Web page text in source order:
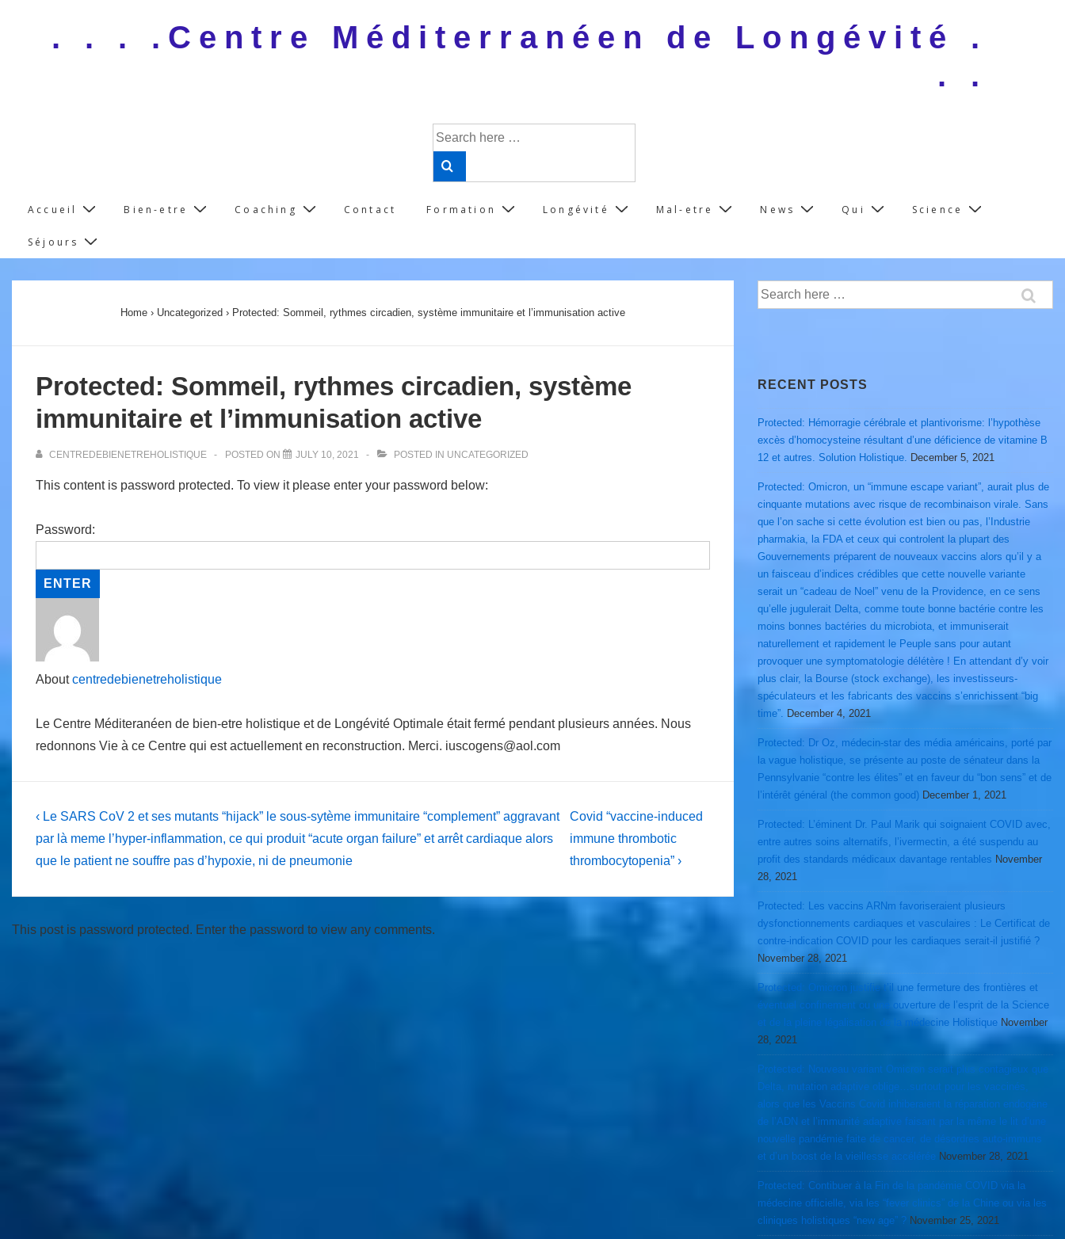
. . . .Centre Méditerranéen de Longévité .
. .
Search
for:
Main
Navigation
Accueil Bien-etre Coaching Contact Formation Longévité Mal-etre News Qui Science
Séjours
Home › Uncategorized › Protected: Sommeil, rythmes circadien, système immunitaire et l’immunisation active
Protected: Sommeil, rythmes circadien, système
immunitaire et l’immunisation active
CENTREDEBIENETREHOLISTIQUE POSTED ON JULY 10, 2021 POSTED IN UNCATEGORIZED
This content is password protected. To view it please enter your password below:
Password:
Aboutcentredebienetreholistique
Le Centre Méditeranéen de bien-etre holistique et de Longévité Optimale était fermé pendant plusieurs années. Nous
redonnons Vie à ce Centre qui est actuellement en reconstruction. Merci. iuscogens@aol.com
Post
navigation
Previous
Post
is
‹ Le SARS CoV 2 et ses mutants “hijack” le sous-sytème immunitaire “complement” aggravant
par là meme l’hyper-inflammation, ce qui produit “acute organ failure” et arrêt cardiaque alors
que le patient ne souffre pas d’hypoxie, ni de pneumonie
Next
Post
is
Covid “vaccine-induced
immune thrombotic
thrombocytopenia” ›
This post is password protected. Enter the password to view any comments.
Search
for:
RECENT POSTS
Protected: Hémorragie cérébrale et plantivorisme: l’hypothèse
excès d’homocysteine résultant d’une déficience de vitamine B
12 et autres. Solution Holistique. December 5, 2021
Protected: Omicron, un “immune escape variant”, aurait plus de
cinquante mutations avec risque de recombinaison virale. Sans
que l’on sache si cette évolution est bien ou pas, l’Industrie
pharmakia, la FDA et ceux qui controlent la plupart des
Gouvernements préparent de nouveaux vaccins alors qu’il y a
un faisceau d’indices crédibles que cette nouvelle variante
serait un “cadeau de Noel” venu de la Providence, en ce sens
qu’elle jugulerait Delta, comme toute bonne bactérie contre les
moins bonnes bactéries du microbiota, et immuniserait
naturellement et rapidement le Peuple sans pour autant
provoquer une symptomatologie délétère ! En attendant d’y voir
plus clair, la Bourse (stock exchange), les investisseurs-
spéculateurs et les fabricants des vaccins s’enrichissent “big
time”. December 4, 2021
Protected: Dr Oz, médecin-star des média américains, porté par
la vague holistique, se présente au poste de sénateur dans la
Pennsylvanie “contre les élites” et en faveur du “bon sens” et de
l’intérêt général (the common good) December 1, 2021
Protected: L’éminent Dr. Paul Marik qui soignaient COVID avec,
entre autres soins alternatifs, l’ivermectin, a été suspendu au
profit des standards médicaux davantage rentables November
28, 2021
Protected: Les vaccins ARNm favoriseraient plusieurs
dysfonctionnements cardiaques et vasculaires : Le Certificat de
contre-indication COVID pour les cardiaques serait-il justifié ?
November 28, 2021
Protected: Omicron justifie t’il une fermeture des frontières et
éventuel confinement ou une ouverture de l’esprit de la Science
et de la pleine légalisation de la médecine Holistique November
28, 2021
Protected: Nouveau variant Omicron serait plus contagieux que
Delta, mutation adaptive oblige…surtout pour les vaccinés,
alors que les Vaccins Covid inhiberaient la réparation endogène
de l’ADN et l’immunité adaptive faisant par la même le lit d’une
nouvelle pandémie faite de cancer, de désordres auto-immuns
et d’un boost de la vieillesse accélérée November 28, 2021
Protected: Contibuer à la Fin de la pandémie COVID via la
médecine officielle, via les “fever clinics” de la Chine ou via les
cliniques holistiques “new age” ? November 25, 2021